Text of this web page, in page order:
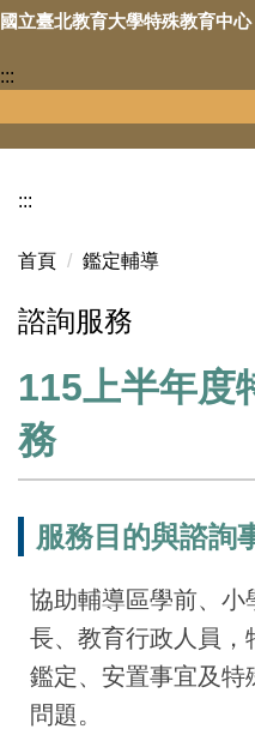
跳
主
國立臺北教育大學特殊教育中心
:::
:::
首頁 鑑定輔導
諮詢服務
115上半年度
務
服務目的與諮詢
協助輔導區學前、小
長、教育行政人員，
鑑定、安置事宜及特
問題。